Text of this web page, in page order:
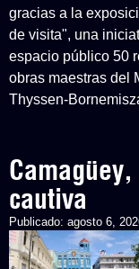
gracias a la
de visita", una
espacio público 50
obras maestras del
Thyssen-
cautiva
Publicado: agosto 6,